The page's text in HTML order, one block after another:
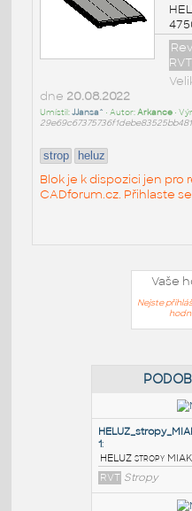
dne 20.08.2022
Umístil:JJansa^ • Autor:Arkance•
strop heluz
Blok je k dispozici jen
CADforum.cz. Přihlaste
Vaše
Nejste